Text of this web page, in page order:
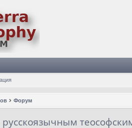
Форум
русскоязычным